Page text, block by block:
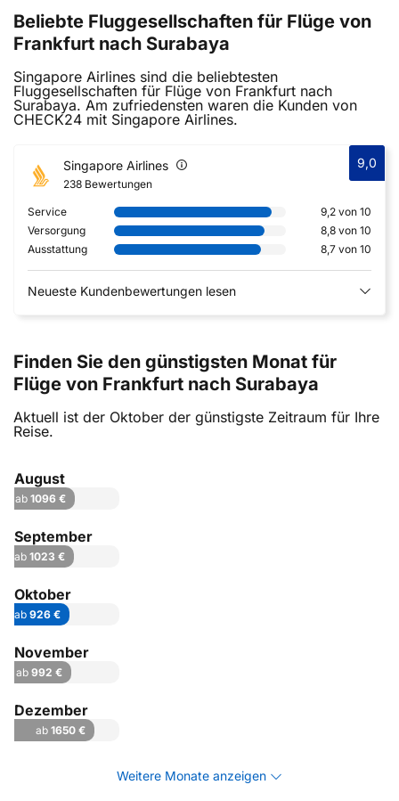
Beliebte Fluggesellschaften für Flüge von
Frankfurt nach Surabaya
Singapore Airlines sind die beliebtesten
Fluggesellschaften für Flüge von Frankfurt nach
Surabaya. Am zufriedensten waren die Kunden von
CHECK24 mit Singapore Airlines.
Singapore Airlines
238 Bewertungen
9,0
Service
9,2 von 10
Versorgung
8,8 von 10
Ausstattung
8,7 von 10
Neueste Kundenbewertungen lesen
Finden Sie den günstigsten Monat für
Flüge von Frankfurt nach Surabaya
Aktuell ist der Oktober der günstigste Zeitraum für Ihre
Reise.
August
ab1096 €
September
ab 1023 €
Oktober
ab 926 €
November
ab 992 €
Dezember
ab 1650 €
Weitere Monate anzeigen